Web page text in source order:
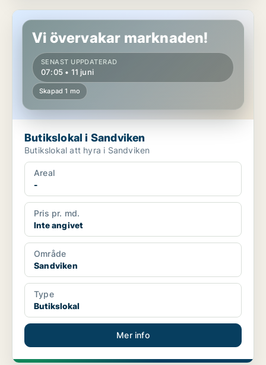
Butikslokal i Sandviken
Vi övervakar marknaden!
SENAST UPPDATERAD
07:05 • 11 juni
Skapad 1 mo
Butikslokal i Sandviken
Butikslokal att hyra i Sandviken
Areal
-
Pris pr. md.
Inte angivet
Område
Sandviken
Type
Butikslokal
Mer info